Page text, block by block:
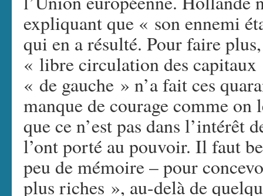
expliquant que « son ennemi
qui en a résulté. Pour faire
« libre circulation des capitaux
« de gauche » n’a fait ces
manque de courage comme
que ce n’est pas dans l’intérêt
l’ont porté au pouvoir. Il faut
peu de mémoire – pour
plus riches », au-delà de